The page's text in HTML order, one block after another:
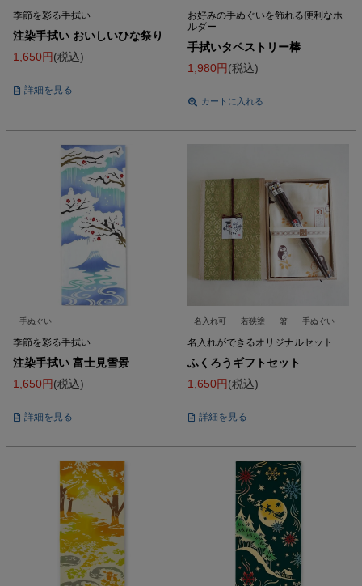
季節を彩る手拭い
注染手拭い おいしいひな祭り
1,650
税込
詳細を見る
お好みの手ぬぐいを飾れる便利なホ
ルダー
手拭いタペストリー棒
1,980
税込
カートに入れる
手ぬぐい
季節を彩る手拭い
注染手拭い 富士見雪景
1,650
税込
詳細を見る
名入れ可 若狭塗 箸 手ぬぐい
名入れができるオリジナルセット
ふくろうギフトセット
1,650
税込
詳細を見る